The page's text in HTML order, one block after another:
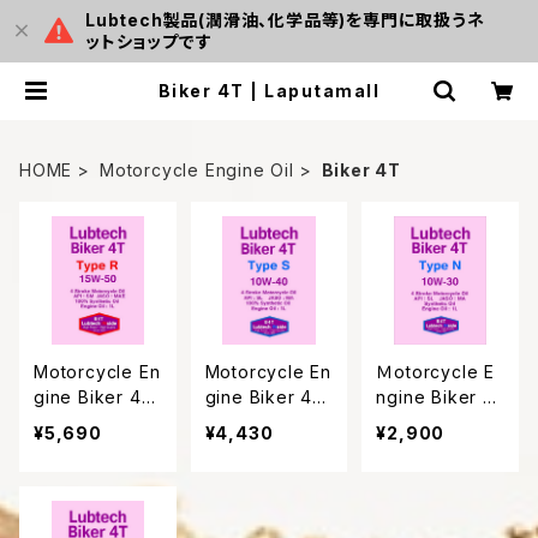
Lubtech製品(潤滑油、化学品等)を専門に取扱うネ
ットショップです
Biker 4T | Laputamall
HOME Motorcycle Engine Oil Biker 4T
Motorcycle En
gine Biker 4T
Type R
¥5,690
Motorcycle En
gine Biker 4T
Type S
¥4,430
Ｍotorcycle E
ngine Biker 4
T Type Ｎ
¥2,900